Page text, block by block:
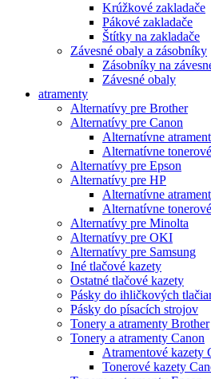
Krúžkové zakladače
Pákové zakladače
Štítky na zakladače
Závesné obaly a zásobníky
Zásobníky na
Závesné obaly
atramenty
Alternatívy pre Brother
Alternatívy pre Canon
Alternatívne
Alternatívne
Alternatívy pre Epson
Alternatívy pre HP
Alternatívne
Alternatívne
Alternatívy pre Minolta
Alternatívy pre OKI
Alternatívy pre Samsung
Iné tlačové kazety
Ostatné tlačové kazety
Pásky do ihličkových
Pásky do písacích strojov
Tonery a atramenty Brother
Tonery a atramenty Canon
Atramentové kazety
Tonerové kazety